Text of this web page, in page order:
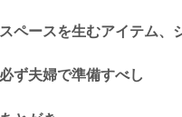
スペースを生むアイテム、
必ず夫婦で準備すべし